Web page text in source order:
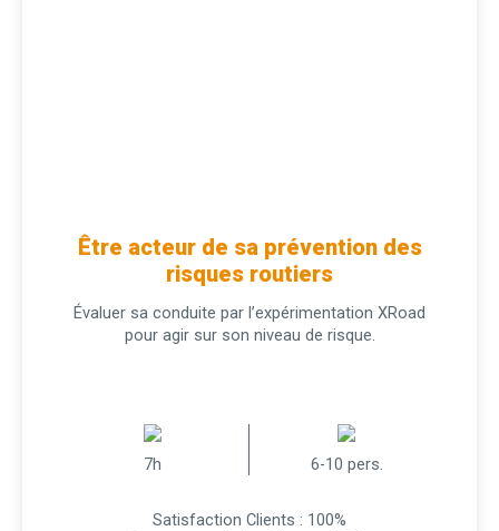
Être acteur de sa prévention des
risques routiers
Évaluer sa conduite par l’expérimentation XRoad
pour agir sur son niveau de risque.
7h 6-10 pers.
Satisfaction Clients : 100%